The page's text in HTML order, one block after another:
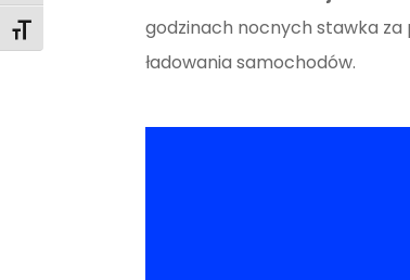
Toggle Font size
godzinach nocnych stawka za
ładowania samochodów.